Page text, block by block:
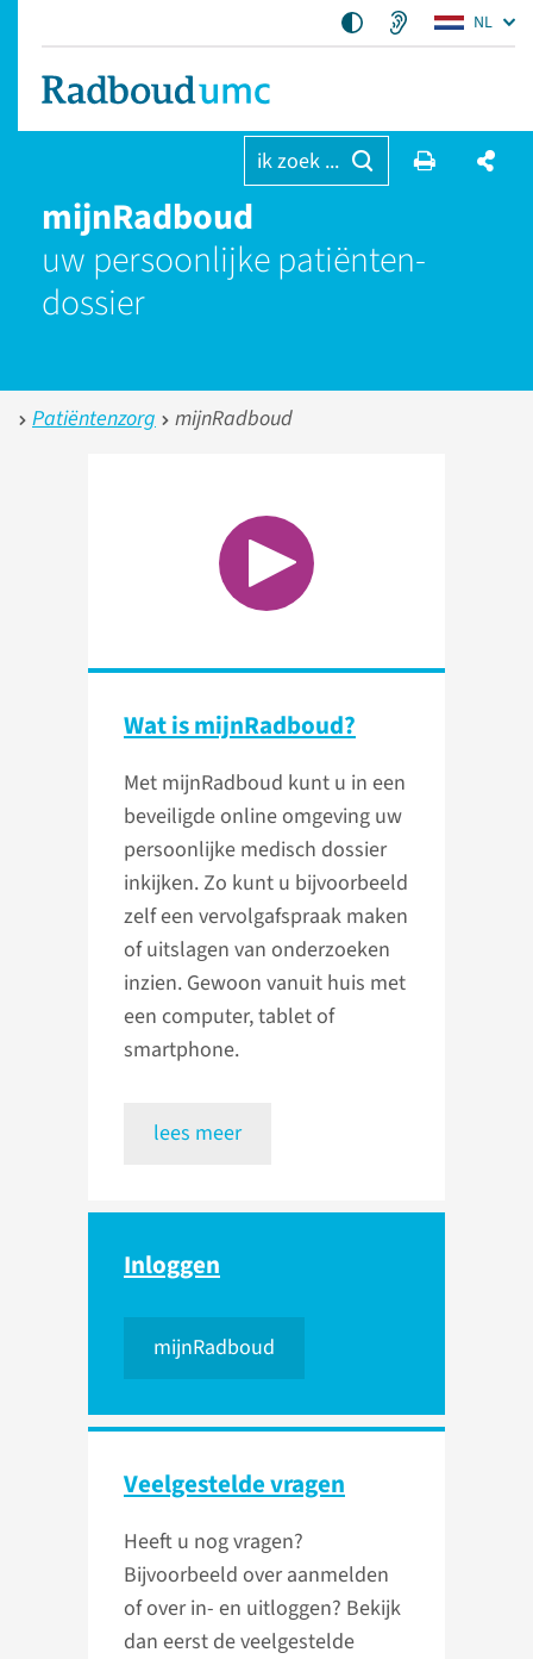
NL
ik zoek ...
mijnRadboud
uw persoonlijke patiënten­
dossier
Patiëntenzorg mijnRadboud
Wat is mijnRadboud?
Met mijnRadboud kunt u in een
beveiligde online omgeving uw
persoonlijke medisch dossier
inkijken. Zo kunt u bijvoorbeeld
zelf een vervolgafspraak maken
of uitslagen van onderzoeken
inzien. Gewoon vanuit huis met
een computer, tablet of
smartphone.
lees meer
Inloggen
mijnRadboud
Veelgestelde vragen
Heeft u nog vragen?
Bijvoorbeeld over aanmelden
of over in- en uitloggen? Bekijk
dan eerst de veelgestelde